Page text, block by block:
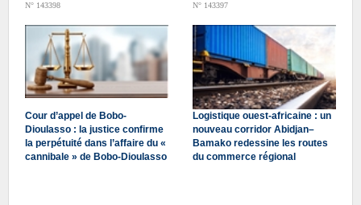
N° 143398
N° 143397
Cour d’appel de Bobo-
Dioulasso : la justice confirme
la perpétuité dans l’affaire du «
cannibale » de Bobo-Dioulasso
Logistique ouest-africaine : un
nouveau corridor Abidjan–
Bamako redessine les routes
du commerce régional